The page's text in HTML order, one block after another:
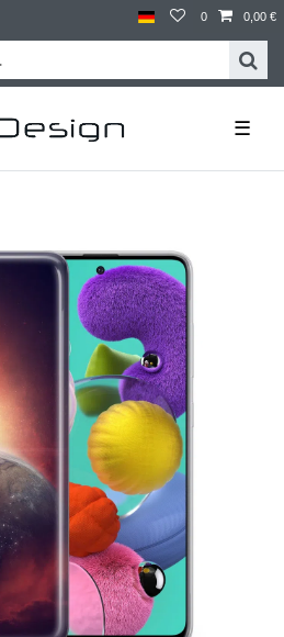
0 0,00 €
☰